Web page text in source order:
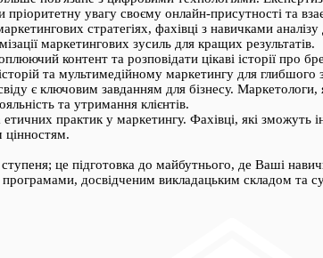
увагу своєму онлайн-присутності та
стратегіях, фахівці з навичками
маркетингових зусиль для кращих результатів.
контент та розповідати цікаві історії про
та мультимедійному маркетингу для глибшого
є ключовим завданням для бізнесу.
та утримання клієнтів.
етичних практик у маркетингу. Фахівці, які зможуть
цінностям.
це підготовка до майбутнього, де Ваші
програмами, досвідченим викладацьким складом